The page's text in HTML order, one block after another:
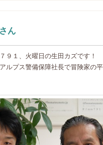
ん
９１、火曜日の生田カズです！
ルプス警備保障社長で冒険家の